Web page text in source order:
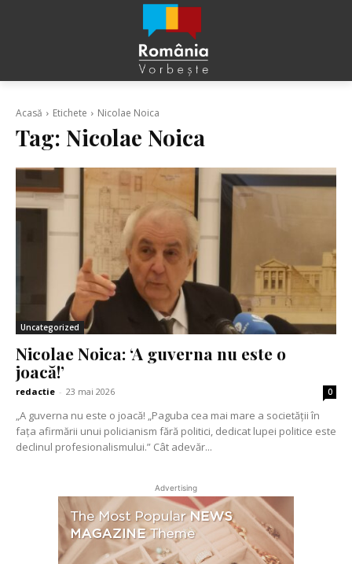
Acasă Etichete Nicolae Noica
Tag: Nicolae Noica
Uncategorized
Nicolae Noica: ‘A guverna nu este o
joacă!’
redactie - 23 mai 2026 0
„A guverna nu este o joacă! „Paguba cea mai mare a societății în
fața afirmării unui policianism fără politici, dedicat lupei politice este
declinul profesionalismului.” Cât adevăr...
Advertising